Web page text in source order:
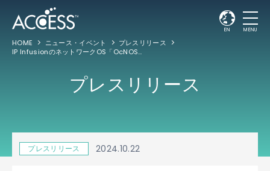
EN MENU
HOME ニュース・イベント
プレスリリース
IP InfusionのネットワークOS「OcNOS®」が、MEF 3.0認証を取得
プレスリリース
プレスリリース 2024.10.22